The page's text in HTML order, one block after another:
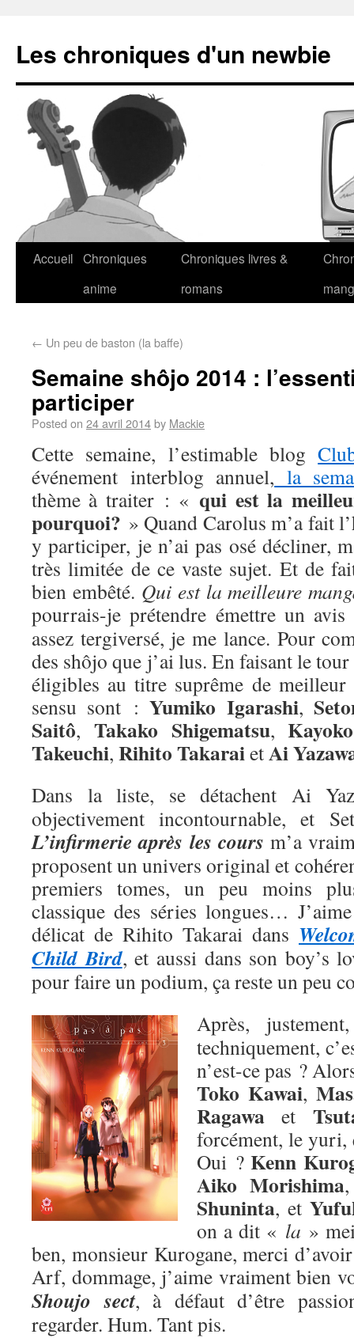
Les chroniques d'un newbie
Accueil Chroniques
anime
Chroniques livres &
romans
← Un peu de baston (la baffe)
Semaine shôjo 2014 :
participer
Posted on 24 avril 2014by Mackie
Cette semaine, l’estimable blog
événement interblog annuel, la
thème à traiter : « qui est la
pourquoi? » Quand Carolus m’a fait
y participer, je n’ai pas osé décliner,
très limitée de ce vaste sujet. Et de
bien embêté. Qui est la meilleure
pourrais-je prétendre émettre un
assez tergiversé, je me lance. Pour
des shôjo que j’ai lus. En faisant le tour
éligibles au titre suprême de
sensu sont :Yumiko Igarashi,
Saitô, Takako Shigematsu,Kayoko
Takeuchi, Rihito TakaraietAi
Dans la liste, se détachent Ai
objectivement incontournable, et
L’infirmerie après les cours m’a
proposent un univers original et
premiers tomes, un peu moins
classique des séries longues…
délicat de Rihito Takarai dans
Child Bird, et aussi dans son boy’s
pour faire un podium, ça reste un peu
Après,
techniquement,
n’est-ce pas ?
Toko Kawai,
Ragawa et
forcément, le yuri,
Oui ?Kenn
Aiko Morishima
Shuninta, et
on a dit « la »
ben, monsieur Kurogane, merci
Arf, dommage, j’aime vraiment bien
Shoujo sect, à défaut d’être
regarder. Hum. Tant pis.